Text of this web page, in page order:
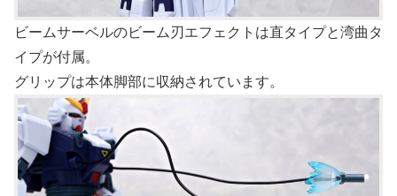
ビームサーベルのビーム刃エフェクトは直タイプと湾曲タ
イプが付属。
グリップは本体脚部に収納されています。